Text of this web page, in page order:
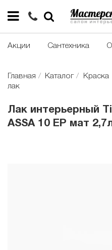
Акции Сантехника
Главная Каталог Краска
лак
Лак интерьерный
ASSA 10 EP мат